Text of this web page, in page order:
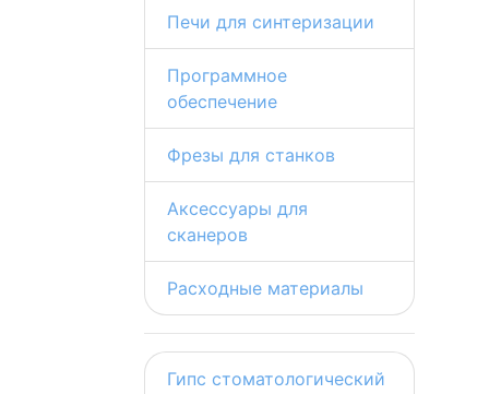
Печи для синтеризации
Программное
обеспечение
Фрезы для станков
Аксессуары для
сканеров
Расходные материалы
Гипс стоматологический